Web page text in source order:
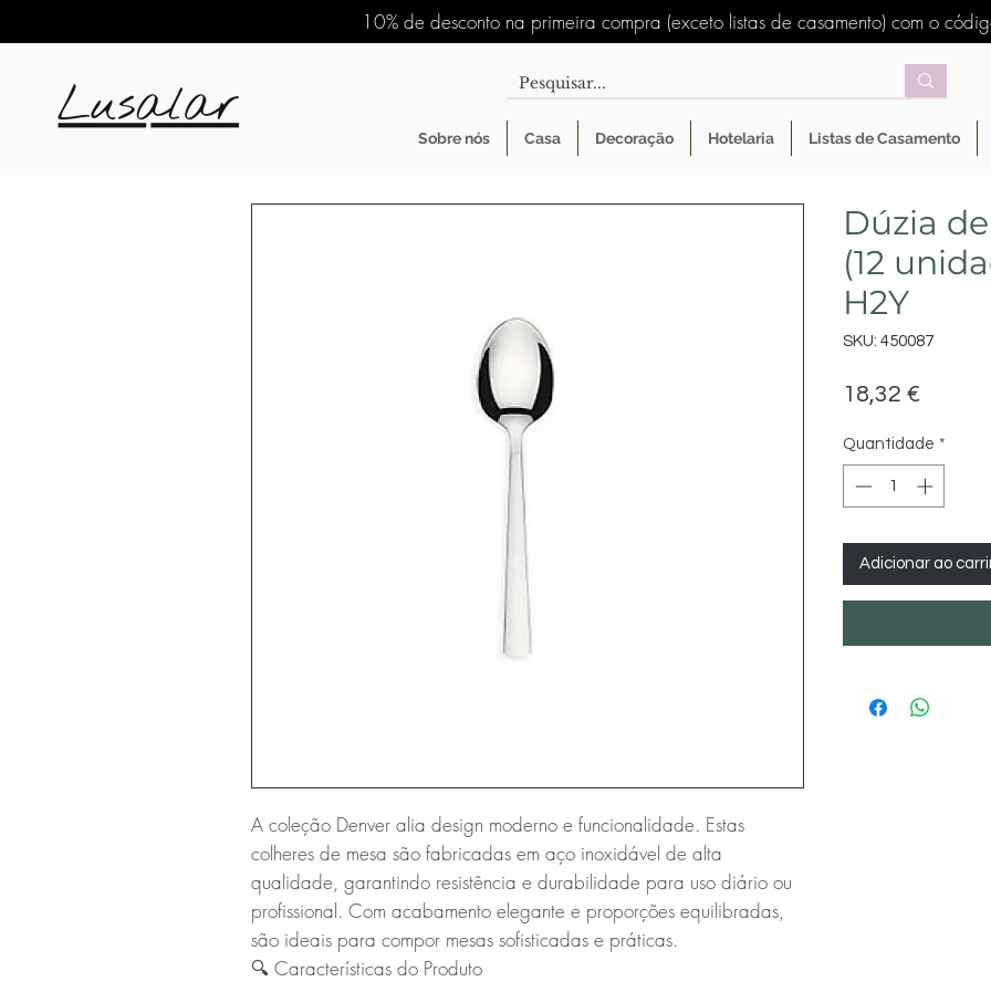
10% de desconto na primeira compra (exceto listas de casamento) com o
A coleção Denver alia design moderno e funcionalidade. Estas
colheres de mesa são fabricadas em aço inoxidável de alta
qualidade, garantindo resistência e durabilidade para uso diário ou
profissional. Com acabamento elegante e proporções equilibradas,
são ideais para compor mesas sofisticadas e práticas.
🔍 Características do Produto
Dúzia
(12
H2Y
SKU: 450087
18,32 €
Quantidade *
Adicionar ao
Sobre nós Casa Decoração Hotelaria Listas de Casamento